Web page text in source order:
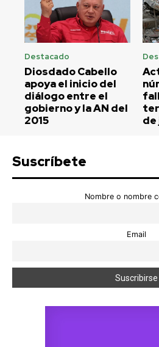
Destacado
Diosdado Cabello
apoya el inicio del
diálogo entre el
gobierno y la AN del
2015
de
Suscríbete
Nombre o nombre
Email